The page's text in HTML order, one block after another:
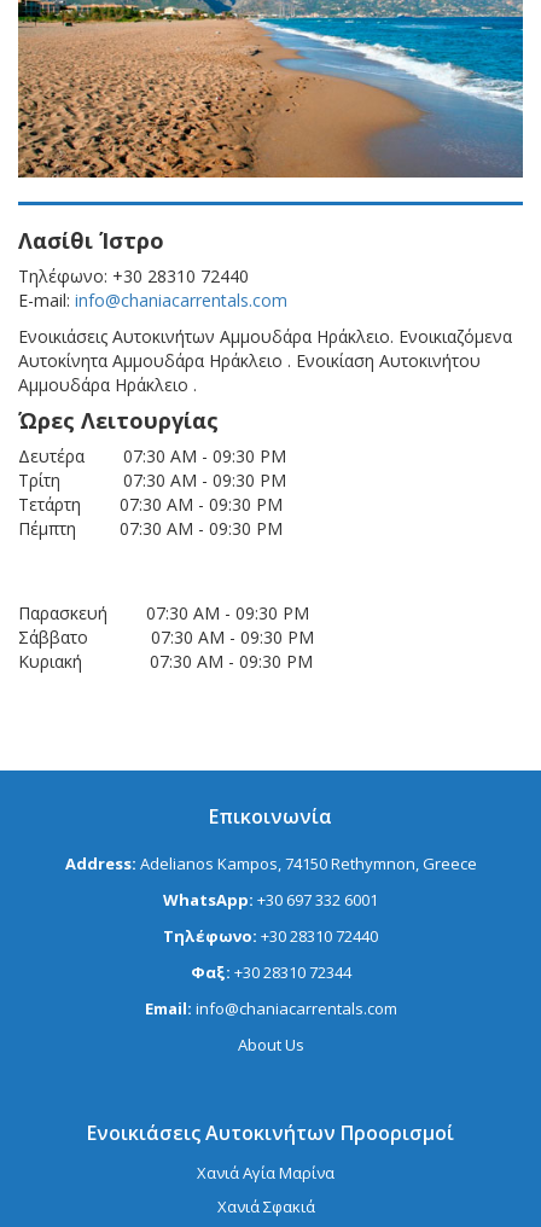
Λασίθι Ίστρο
Τηλέφωνο: +30 28310 72440
E-mail: info@chaniacarrentals.com
Ενοικιάσεις Αυτοκινήτων Αμμουδάρα Ηράκλειο. Ενοικιαζόμενα
Αυτοκίνητα Αμμουδάρα Ηράκλειο . Ενοικίαση Αυτοκινήτου
Αμμουδάρα Ηράκλειο .
Ώρες Λειτουργίας
Δευτέρα 07:30 AM - 09:30 PM
Τρίτη 07:30 AM - 09:30 PM
Τετάρτη 07:30 AM - 09:30 PM
Πέμπτη 07:30 AM - 09:30 PM
Παρασκευή 07:30 AM - 09:30 PM
Σάββατο 07:30 AM - 09:30 PM
Κυριακή 07:30 AM - 09:30 PM
Επικοινωνία
Address: Adelianos Kampos, 74150 Rethymnon, Greece
WhatsApp: +30 697 332 6001
Τηλέφωνο: +30 28310 72440
Φαξ: +30 28310 72344
Email: info@chaniacarrentals.com
About Us
Ενοικιάσεις Αυτοκινήτων Προορισμοί
Χανιά Αγία Μαρίνα
Χανιά Σφακιά